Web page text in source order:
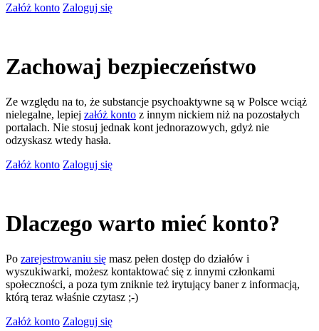
Załóż konto Zaloguj się
Zachowaj bezpieczeństwo
Ze względu na to, że substancje psychoaktywne są w Polsce wciąż
nielegalne, lepiej załóż konto z innym nickiem niż na pozostałych
portalach. Nie stosuj jednak kont jednorazowych, gdyż nie
odzyskasz wtedy hasła.
Załóż konto Zaloguj się
Dlaczego warto mieć konto?
Po zarejestrowaniu się masz pełen dostęp do działów i
wyszukiwarki, możesz kontaktować się z innymi członkami
społeczności, a poza tym zniknie też irytujący baner z informacją,
którą teraz właśnie czytasz ;-)
Załóż konto Zaloguj się